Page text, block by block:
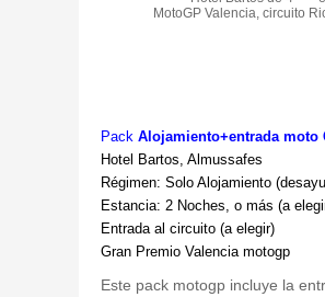
MotoGP Valencia, circuito
Pack Alojamiento+entrada moto
Hotel Bartos, Almussafes
Régimen: Solo Alojamiento
Estancia: 2 Noches, o más (a
Entrada al circuito (a elegir)
Gran Premio Valencia motogp
Este pack motogp incluye la